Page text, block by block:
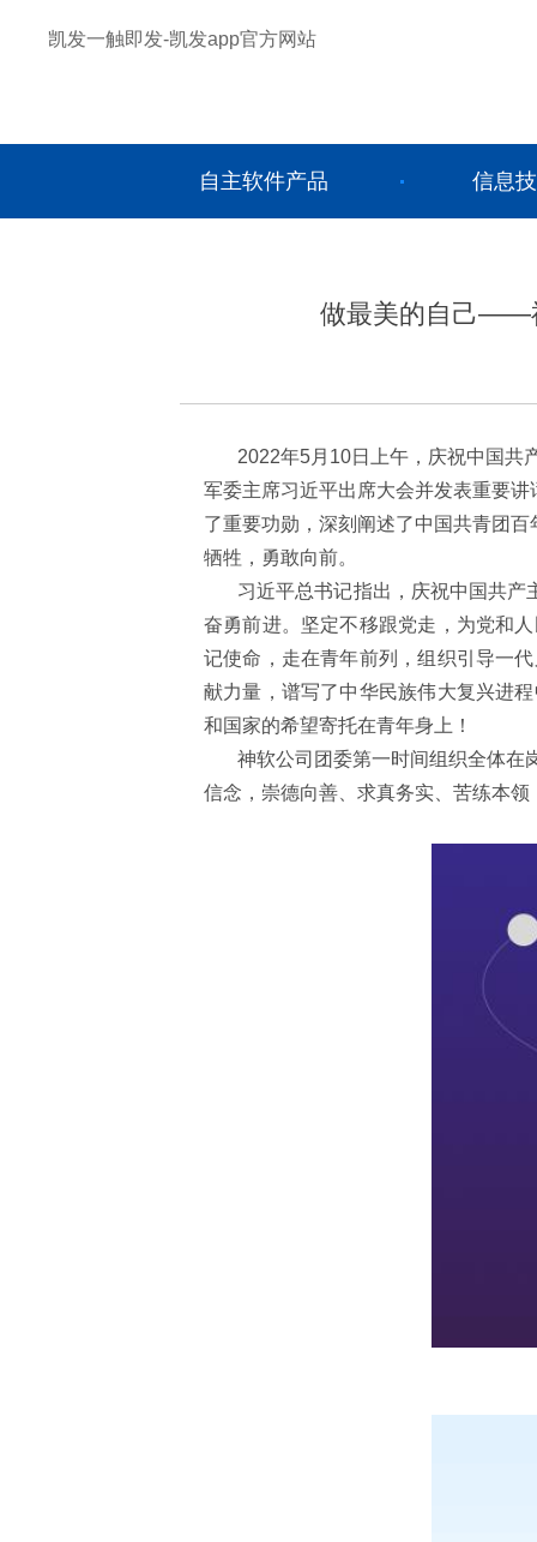
凯发一触即发-凯发app官方网站
自主软件产品 信息
做最美的自己——
2022年5月10日上午，庆祝中国共
军委主席习近平出席大会并发表重要
了重要功勋，深刻阐述了中国共青团
牺牲，勇敢向前。
习近平总书记指出，庆祝中国共产
奋勇前进。 坚定不移跟党走，为党和
记使命，走在青年前列，组织引导一
献力量，谱写了中华民族伟大复兴进
和国家的希望寄托在青年身上！
神软公司团委第一时间组织全体在
信念，崇德向善、求真务实、苦练本领